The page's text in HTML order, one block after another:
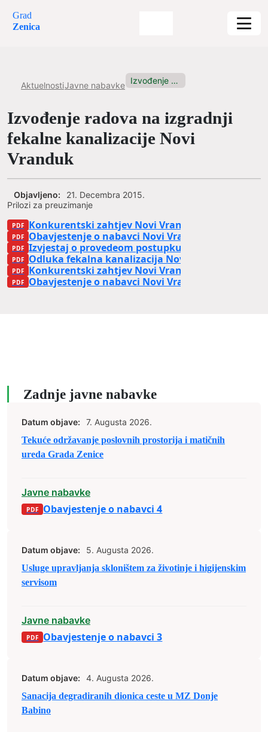
Grad
Zenica
AktuelnostiJavne nabavke Izvođenje radova na izgradnji fekalne...
Izvođenje radova na izgradnji
fekalne kanalizacije Novi
Vranduk
Prilozi za preuzimanje
Konkurentski zahtjev Novi Vranduk
Obavjestenje o nabavci Novi Vranduk
Izvjestaj o provedeom postupku fekalna
Odluka fekalna kanalizacija Novi Vranduk
Konkurentski zahtjev Novi Vranduk
Obavjestenje o nabavci Novi Vranduk
Objavljeno: 21. Decembra 2015.
Zadnje javne nabavke
Datum objave:
7. Augusta 2026.
Tekuće održavanje poslovnih prostorija i matičnih
ureda Grada Zenice
Javne nabavke
Obavjestenje o nabavci 4
Datum objave:
5. Augusta 2026.
Usluge upravljanja skloništem za životinje i higijenskim
servisom
Javne nabavke
Obavjestenje o nabavci 3
Datum objave:
4. Augusta 2026.
Sanacija degradiranih dionica ceste u MZ Donje
Babino